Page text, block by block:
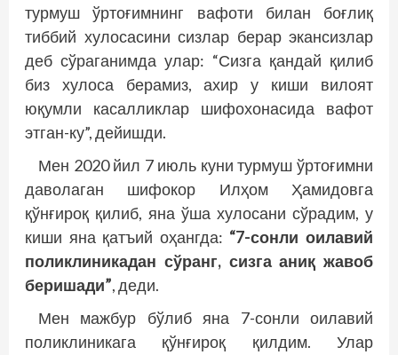
турмуш ўртоғимнинг вафоти билан боғлиқ
тиббий хулосасини сизлар берар экансизлар
деб сўраганимда улар: “Сизга қандай қилиб
биз хулоса берамиз, ахир у киши вилоят
юқумли касалликлар шифохонасида вафот
этган-ку”, дейишди.
Мен 2020 йил 7 июль куни турмуш ўртоғимни
даволаган шифокор Илҳом Ҳамидовга
қўнғироқ қилиб, яна ўша хулосани сўрадим, у
киши яна қатъий оҳангда: “7-сонли оилавий
поликлиникадан сўранг, сизга аниқ жавоб
беришади”, деди.
Мен мажбур бўлиб яна 7-сонли оилавий
поликлиникага қўнғироқ қилдим. Улар